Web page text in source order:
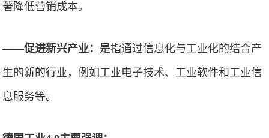
著降低营销成本。
——促进新兴产业： 是指通过信息化与工业化的结合产
生的新的行业，例如工业电子技术、工业软件和工业信
息服务等。